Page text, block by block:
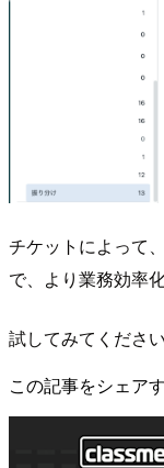
チケットによって
で、より業務効率
試してみてくださ
この記事をシェア